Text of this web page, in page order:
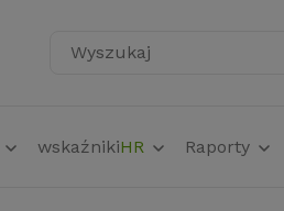
Wyszukaj
wskaźnikiHR Raporty